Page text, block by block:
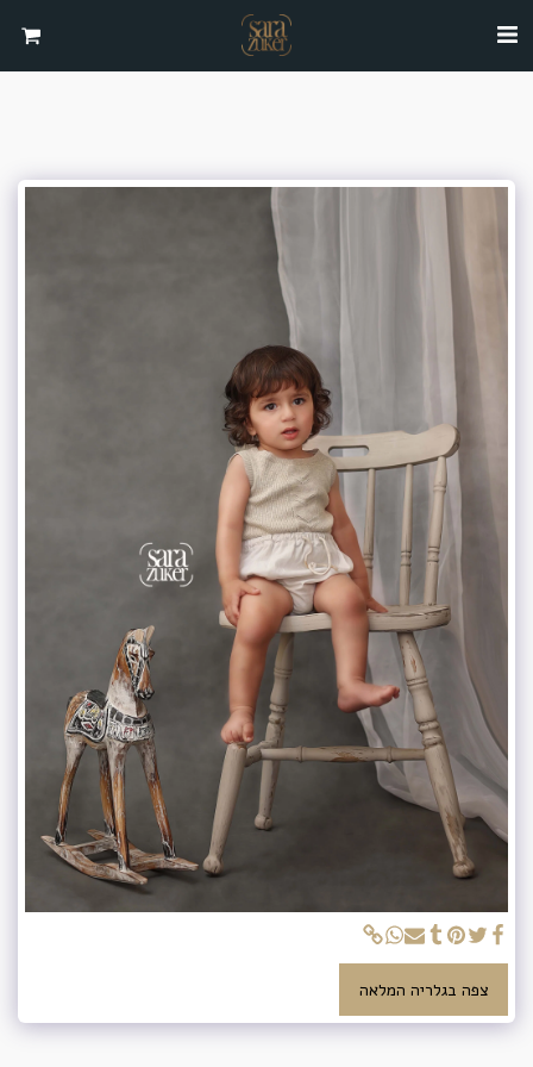
צפה בגלריה המלאה